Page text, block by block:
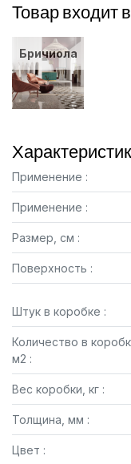
Товар входит
Бричиола
Применение :
Применение :
Размер, см :
Поверхность :
Штук в коробке :
Количество в
м2 :
Вес коробки, кг :
Толщина, мм :
Цвет :